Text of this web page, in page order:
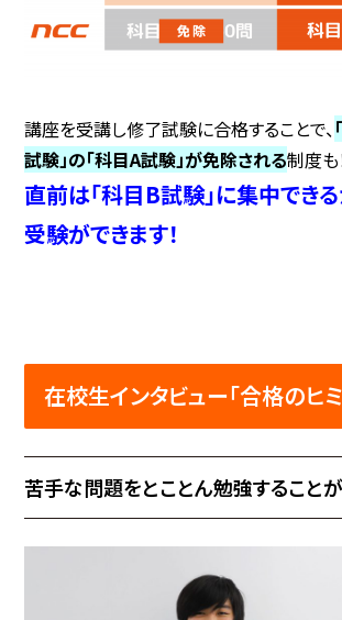
講座を受講し修了試験に合格することで、
試験」の「科目A試験」が免除される制度も
直前は「科目B試験」に集中でき
受験ができます！
在校生インタビュー「合格のヒ
苦手な問題をとことん勉強することが